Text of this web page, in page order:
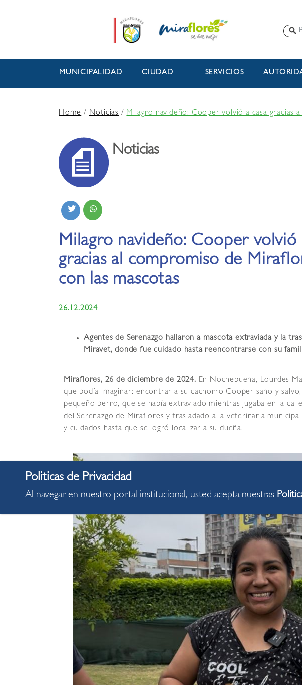
MUNICIPALIDAD CIUDAD SERVICIOS
Home/Noticias /Milagro navideño: Cooper volvió a casa gracias
Noticias
Milagro navideño: Cooper volvió
gracias al compromiso de
con las mascotas
26.12.2024
Agentes de Serenazgo hallaron a mascota extraviada y la
Miravet, donde fue cuidado hasta reencontrarse con su
Miraflores, 26 de diciembre de 2024. En Nochebuena, Lourdes
que podía imaginar: encontrar a su cachorro Cooper sano y
pequeño perro, que se había extraviado mientras jugaba en la
del Serenazgo de Miraflores y trasladado a la veterinaria
y cuidados hasta que se logró localizar a su dueña.
Al navegar en nuestro portal institucional, usted acepta nuestras